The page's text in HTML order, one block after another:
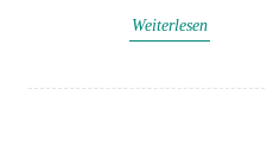
Weiterlesen